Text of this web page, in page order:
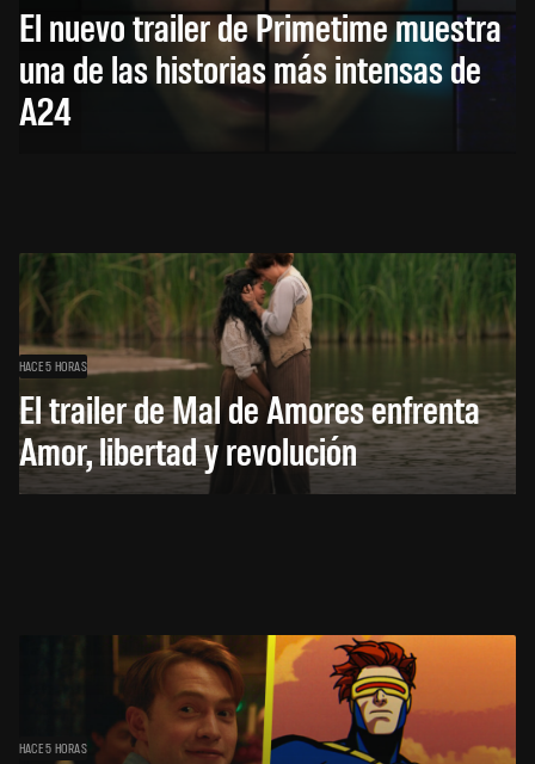
El nuevo trailer de Primetime muestra
una de las historias más intensas de
A24
HACE 5 HORAS
El trailer de Mal de Amores enfrenta
Amor, libertad y revolución
HACE 5 HORAS